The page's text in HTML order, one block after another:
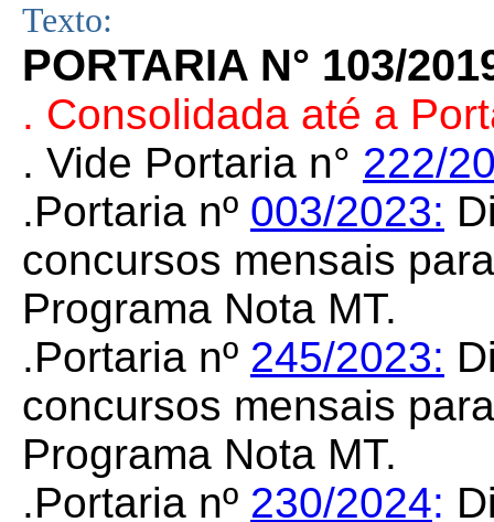
Texto:
PORTARIA N° 103/
. Consolidada até a
. Vide Portaria n° 222/
.Portaria nº 003/2023:
concursos mensais
Programa Nota MT.
.Portaria nº 245/2023:
concursos mensais
Programa Nota MT.
.Portaria nº 230/2024: